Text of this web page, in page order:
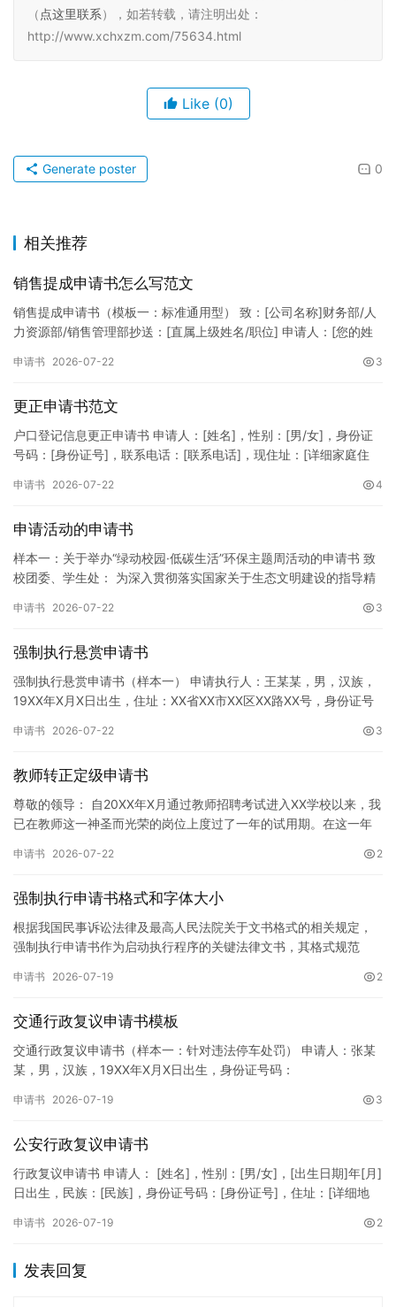
（ 点这里联系），如若转载，请注明出处：
http://www.xchxzm.com/75634.html
Like (0)
0
Generate poster
相关推荐
销售提成申请书怎么写范文
销售提成申请书（模板一：标准通用型） 致：[公司名称]财务部/人
力资源部/销售管理部抄送：[直属上级姓名/职位] 申请人：[您的姓
申请书 2026-07-22 3
更正申请书范文
户口登记信息更正申请书 申请人：[姓名]，性别：[男/女]，身份证
号码：[身份证号]，联系电话：[联系电话]，现住址：[详细家庭住
申请书 2026-07-22 4
申请活动的申请书
样本一：关于举办“绿动校园·低碳生活”环保主题周活动的申请书 致
校团委、学生处： 为深入贯彻落实国家关于生态文明建设的指导精
申请书 2026-07-22 3
强制执行悬赏申请书
强制执行悬赏申请书（样本一） 申请执行人：王某某，男，汉族，
19XX年X月X日出生，住址：XX省XX市XX区XX路XX号，身份证号
申请书 2026-07-22 3
教师转正定级申请书
尊敬的领导： 自20XX年X月通过教师招聘考试进入XX学校以来，我
已在教师这一神圣而光荣的岗位上度过了一年的试用期。在这一年
申请书 2026-07-22 2
强制执行申请书格式和字体大小
根据我国民事诉讼法律及最高人民法院关于文书格式的相关规定，
强制执行申请书作为启动执行程序的关键法律文书，其格式规范
纸张与…
申请书 2026-07-19 2
交通行政复议申请书模板
交通行政复议申请书（样本一：针对违法停车处罚） 申请人：张某
某，男，汉族，19XX年X月X日出生，身份证号码：
申请书 2026-07-19 3
公安行政复议申请书
行政复议申请书 申请人： [姓名]，性别：[男/女]，[出生日期]年[月]
日出生，民族：[民族]，身份证号码：[身份证号]，住址：[详细地
申请书 2026-07-19 2
发表回复